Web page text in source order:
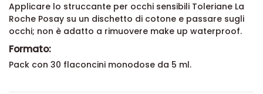
Applicare lo struccante per occhi sensibili Toleriane La
Roche Posay su un dischetto di cotone e passare sugli
occhi; non è adatto a rimuovere make up waterproof.
Formato:
Pack con 30 flaconcini monodose da 5 ml.